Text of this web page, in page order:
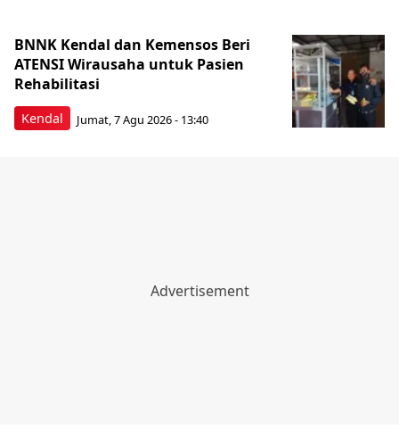
Kendal
BNNK Kendal dan Kemensos Beri
ATENSI Wirausaha untuk Pasien
Rehabilitasi
Jumat, 7 Agu 2026 - 13:40